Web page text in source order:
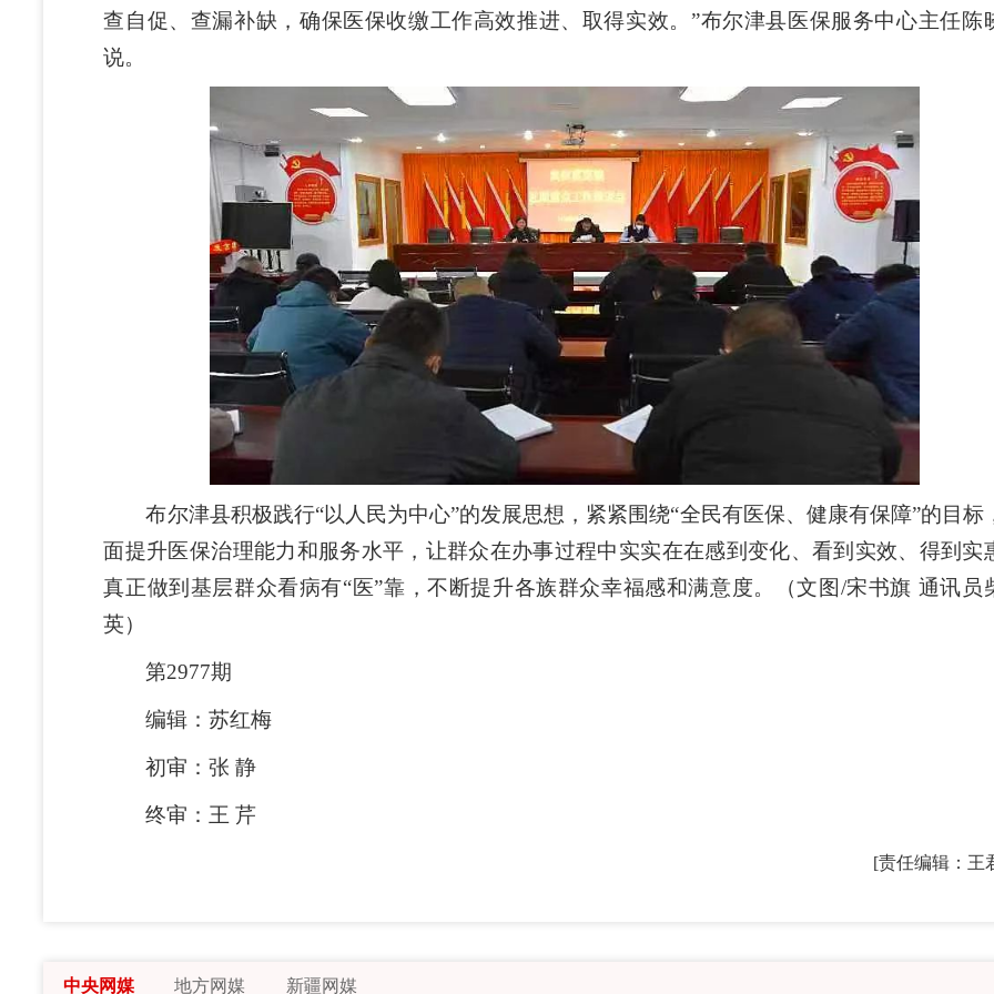
查自促、查漏补缺，确保医保收缴工作高效推进、取得实效。”布尔津县医保服务中心主任陈
说。
布尔津县积极践行“以人民为中心”的发展思想，紧紧围绕“全民有医保、健康有保障”的目标
面提升医保治理能力和服务水平，让群众在办事过程中实实在在感到变化、看到实效、得到实
真正做到基层群众看病有“医”靠，不断提升各族群众幸福感和满意度。（文图/宋书旗 通讯员
英）
第2977期
编辑：苏红梅
初审：张 静
终审：王 芹
[责任编辑：王
中央网媒 地方网媒 新疆网媒